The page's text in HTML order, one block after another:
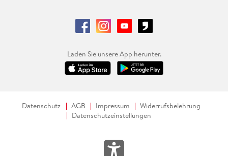
Laden Sie unsere App herunter.
Datenschutz AGB Impressum
Widerrufsbelehrung
Datenschutzeinstellungen